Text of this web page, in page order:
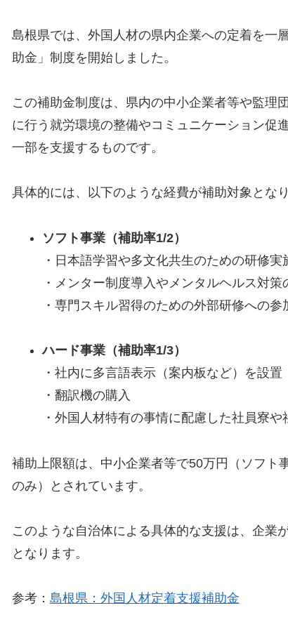
島根県では、外国人材の県内企業への定着を一
助金」制度を開始しました。
この補助金制度は、県内の中小企業者等や監理
に行う就労環境の整備やコミュニケーション促
一部を支援するものです。
具体的には、以下のような経費が補助対象となり
ソフト事業（補助率1/2）
・日本語学習や多文化共生のための研修実
・メンター制度導入やメンタルヘルス対
・専門スキル習得のための外部研修への参
ハード事業（補助率1/3）
・社内に多言語表示（案内板など）を設置
・翻訳機の購入
・外国人材特有の事情に配慮した社員寮
補助上限額は、中小企業者等で50万円（ソフト
のみ）とされています。
このような自治体による具体的な支援は、企業
となります。
参考： 島根県：外国人材定着支援補助金